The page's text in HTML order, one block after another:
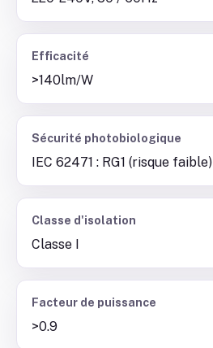
Efficacité
>140lm/W
Sécurité photobiologique
IEC 62471 : RG1 (risque faible)
Classe d'isolation
Classe I
Facteur de puissance
>0.9